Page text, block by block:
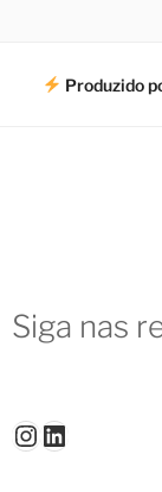
Produzido
Siga nas
Instagram
LinkedIn